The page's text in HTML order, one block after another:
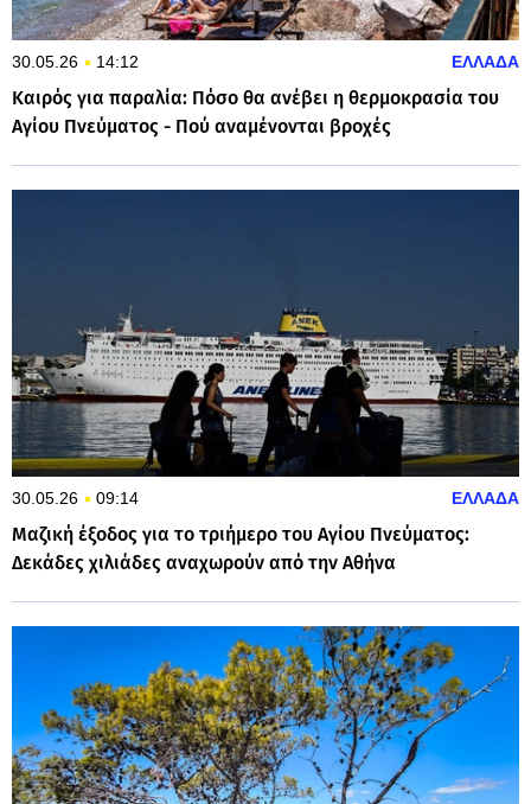
30.05.26 14:12 ΕΛΛΑΔΑ
Καιρός για παραλία: Πόσο θα ανέβει η θερμοκρασία του
Αγίου Πνεύματος - Πού αναμένονται βροχές
30.05.26 09:14 ΕΛΛΑΔΑ
Μαζική έξοδος για το τριήμερο του Αγίου Πνεύματος:
Δεκάδες χιλιάδες αναχωρούν από την Αθήνα